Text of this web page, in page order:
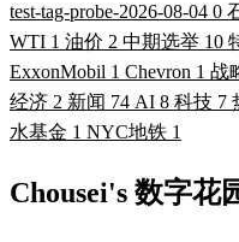
test-tag-probe-2026-08-04 0
WTI 1 油价 2 中期选举 10
ExxonMobil 1 Chevron 1 战
经济 2 新闻 74 AI 8 科技 7
水基金 1 NYC地铁 1
Chousei's 数字花